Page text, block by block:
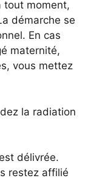
tout moment,
démarche se
En cas
maternité,
vous mettez
la radiation
délivrée.
restez affilié